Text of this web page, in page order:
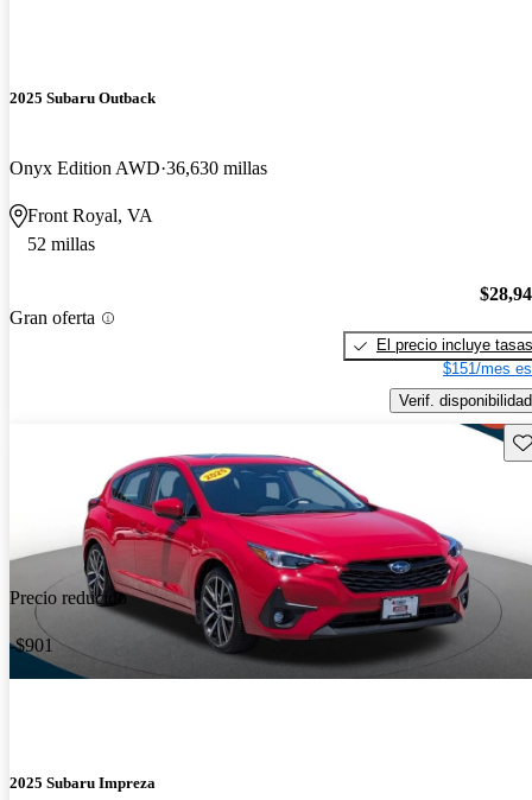
2025 Subaru Outback
Onyx Edition AWD 36,630 millas
Front Royal, VA
52 millas
Gran oferta
El precio incluye tasas
$151/mes
Verif. disponibilidad
Precio reducido
-$901
2025 Subaru Impreza